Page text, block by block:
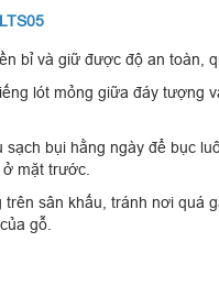
bỉ và giữ được độ an toàn,
lót mỏng giữa đáy tượng
bụi hằng ngày để bục
mặt trước.
sân khấu, tránh nơi quá
gỗ.